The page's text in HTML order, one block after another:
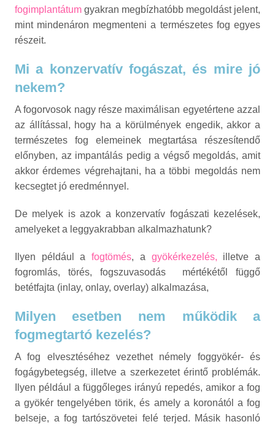
fogimplantátumgyakran megbízhatóbb megoldást jelent,
mint mindenáron megmenteni a természetes fog egyes
részeit.
Mi a konzervatív fogászat, és mire jó
nekem?
A fogorvosok nagy része maximálisan egyetértene azzal
az állítással, hogy ha a körülmények engedik, akkor a
természetes fog elemeinek megtartása részesítendő
előnyben, az impantálás pedig a végső megoldás, amit
akkor érdemes végrehajtani, ha a többi megoldás nem
kecsegtet jó eredménnyel.
De melyek is azok a konzervatív fogászati kezelések,
amelyeket a leggyakrabban alkalmazhatunk?
Ilyen például afogtömés, a gyökérkezelés, illetve a
fogromlás, törés, fogszuvasodás mértékétől függő
betétfajta (inlay, onlay, overlay) alkalmazása,
Milyen esetben nem működik a
fogmegtartó kezelés?
A fog elvesztéséhez vezethet némely foggyökér- és
fogágybetegség, illetve a szerkezetet érintő problémák.
Ilyen például a függőleges irányú repedés, amikor a fog
a gyökér tengelyében törik, és amely a koronától a fog
belseje, a fog tartószövetei felé terjed. Másik hasonló